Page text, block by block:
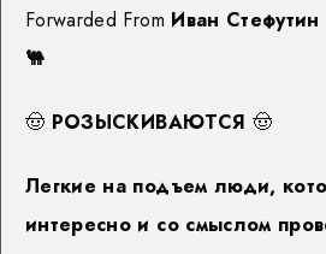
Forwarded From Иван
🐫
🤠 РОЗЫСКИВАЮТСЯ 🤠
Легкие на подъем люди,
интересно и со смыслом